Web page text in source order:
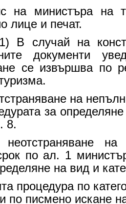
на министъра на
лице и печат.
В случай на
документи
се извършва по
на
за
8.
на
по ал. 1
на вид и
процедура по
по писмено искане